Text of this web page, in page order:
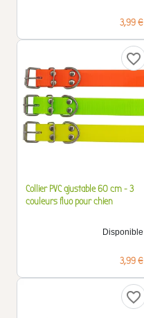
Prix
3,99 €
favorite_border
Collier PVC ajustable 60 cm - 3
couleurs fluo pour chien
Disponible
Prix
3,99 €
favorite_border